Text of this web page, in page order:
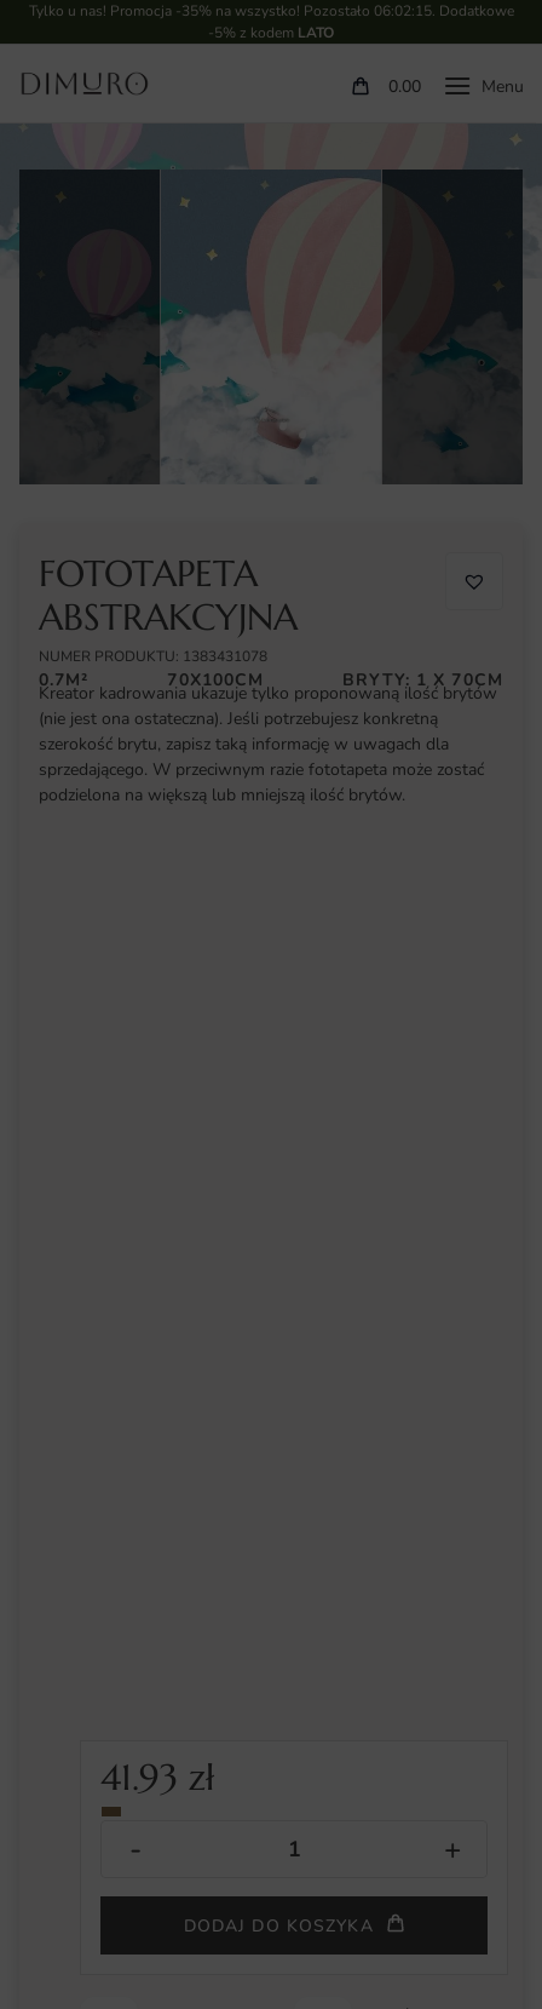
Tylko u nas! Promocja -35% na wszystko! Pozostało 06:02:14. Dodatkowe
-5% z kodem LATO
0.00
FOTOTAPETA
ABSTRAKCYJNA
NUMER PRODUKTU: 1383431078
0.7M² 70X100CM BRYTY: 1 X 70CM
Kreator kadrowania ukazuje tylko proponowaną ilość brytów
(nie jest ona ostateczna). Jeśli potrzebujesz konkretną
szerokość brytu, zapisz taką informację w uwagach dla
sprzedającego. W przeciwnym razie fototapeta może zostać
podzielona na większą lub mniejszą ilość brytów.
41.93zł
DODAJ DO KOSZYKA